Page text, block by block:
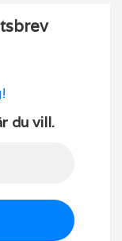
du vill.